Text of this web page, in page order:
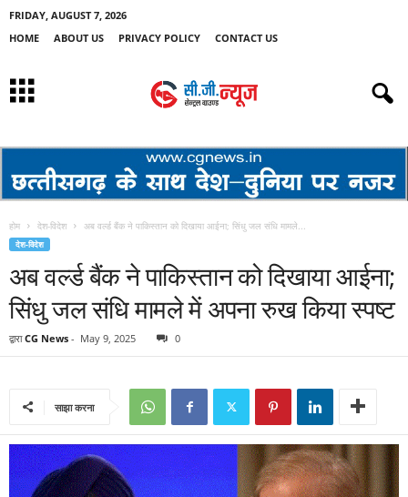
FRIDAY, AUGUST 7, 2026
HOME
ABOUT US PRIVACY POLICY CONTACT US
होम देश-विदेश अब वर्ल्ड बैंक ने पाकिस्तान को दिखाया आईना; सिंधु जल संधि मामले...
देश-विदेश
अब वर्ल्ड बैंक ने पाकिस्तान को दिखाया आईना;
सिंधु जल संधि मामले में अपना रुख किया स्पष्ट
द्वारा CG News - May 9, 2025 0
साझा करना